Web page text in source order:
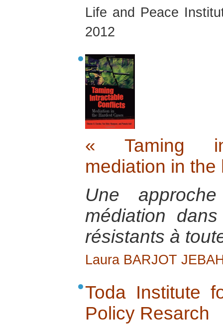
Life and Peace
2012
« Taming
mediation in
Une
médiation
résistants à
Laura BARJOT
Toda Institute
Policy Resarch